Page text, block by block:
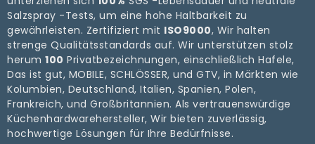
Salzspray -Tests, um eine hohe Haltbarkeit zu
gewährleisten. Zertifiziert mit ISO9000, Wir halten
strenge Qualitätsstandards auf. Wir unterstützen stolz
herum 100 Privatbezeichnungen, einschließlich Hafele,
Das ist gut, MOBILE, SCHLÖSSER, und GTV, in Märkten wie
Kolumbien, Deutschland, Italien, Spanien, Polen,
Frankreich, und Großbritannien. Als vertrauenswürdige
Küchenhardwarehersteller, Wir bieten zuverlässig,
hochwertige Lösungen für Ihre Bedürfnisse.